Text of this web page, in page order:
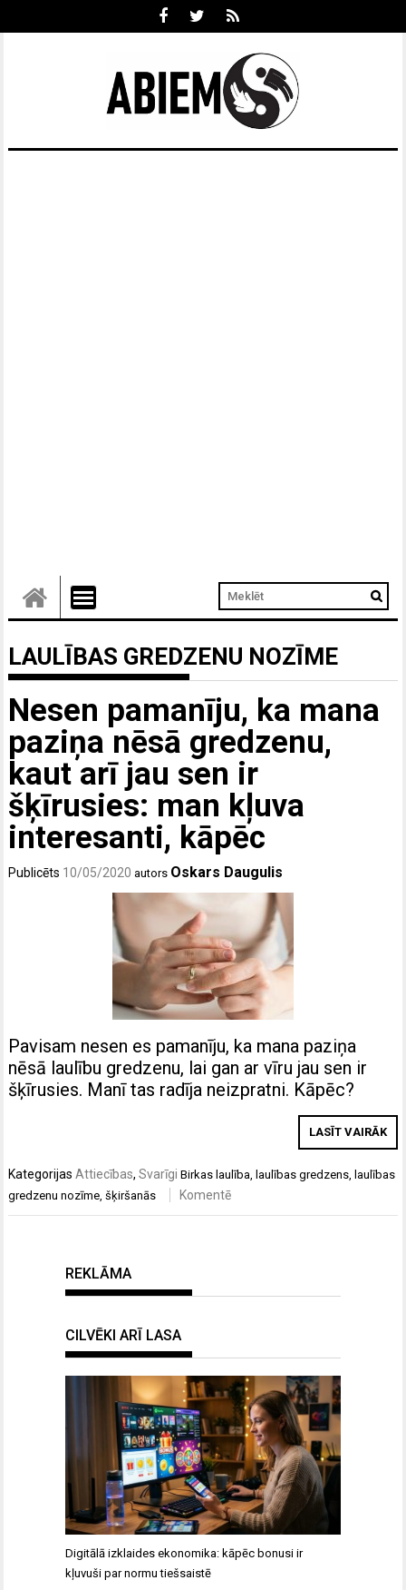
LAULĪBAS GREDZENU NOZĪME
Nesen pamanīju, ka mana
paziņa nēsā gredzenu,
kaut arī jau sen ir
šķīrusies: man kļuva
interesanti, kāpēc
Publicēts 10/05/2020 autors Oskars Daugulis
Pavisam nesen es pamanīju, ka mana paziņa
nēsā laulību gredzenu, lai gan ar vīru jau sen ir
šķīrusies. Manī tas radīja neizpratni. Kāpēc?
LASĪT VAIRĀK
KategorijasAttiecības,Svarīgi Birkas laulība, laulības gredzens, laulības
gredzenu nozīme,šķiršanās Komentē
REKLĀMA
CILVĒKI ARĪ LASA
Digitālā izklaides ekonomika: kāpēc bonusi ir
kļuvuši par normu tiešsaistē